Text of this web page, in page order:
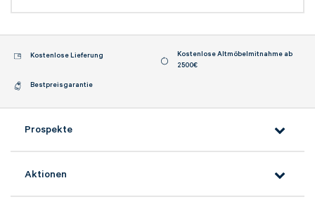
Kostenlose Lieferung
Kostenlose Altmöbelmitnahme ab
2500€
Bestpreisgarantie
Prospekte
Aktionen